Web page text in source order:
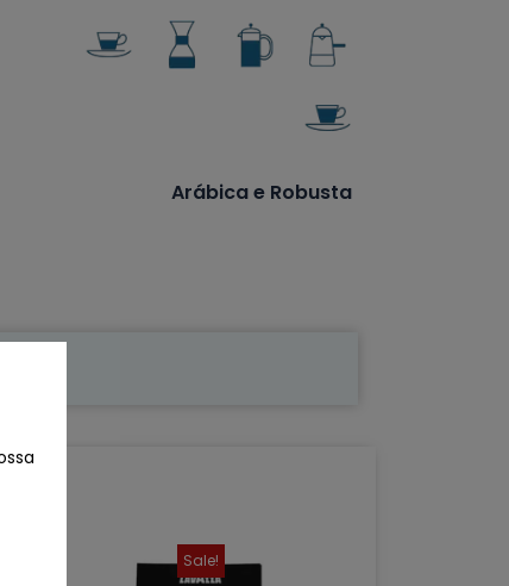
Arábica e Robusta
Sale!